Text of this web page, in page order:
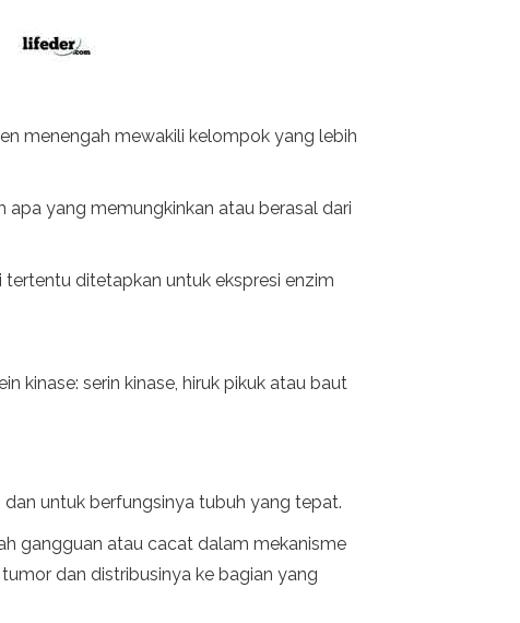
menengah mewakili kelompok yang lebih
yang memungkinkan atau berasal dari
tertentu ditetapkan untuk ekspresi enzim
kinase: serin kinase, hiruk pikuk atau baut
untuk berfungsinya tubuh yang tepat.
gangguan atau cacat dalam mekanisme
dan distribusinya ke bagian yang